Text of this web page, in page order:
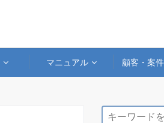
マニュアル 顧客・案